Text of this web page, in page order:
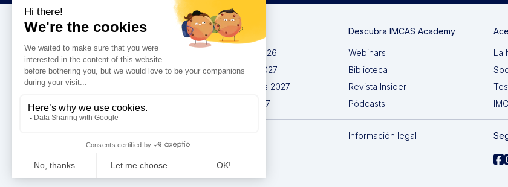
Congresos
IMCAS China 2026
IMCAS World 2027
IMCAS Americas 2027
IMCAS Asia 2027
Descubra IMCAS Academy
Webinars
Biblioteca
Revista Insider
Pódcasts
La
Información legal